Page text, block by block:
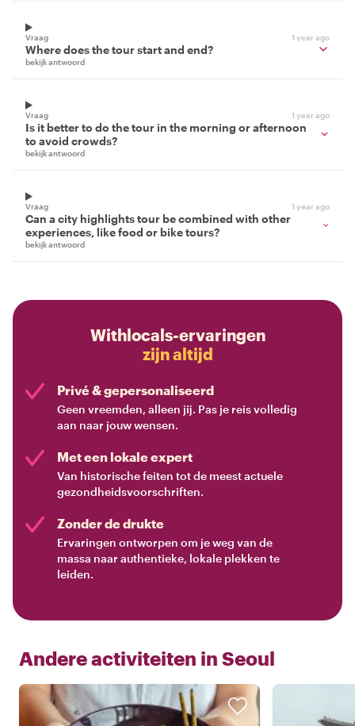
Vraag 1 year ago
Where does the tour start and end?
bekijk antwoord
Vraag 1 year ago
Is it better to do the tour in the morning or afternoon
to avoid crowds?
bekijk antwoord
Vraag 1 year ago
Can a city highlights tour be combined with other
experiences, like food or bike tours?
bekijk antwoord
Withlocals-ervaringen
zijn altijd
Privé & gepersonaliseerd
Geen vreemden, alleen jij. Pas je reis volledig
aan naar jouw wensen.
Met een lokale expert
Van historische feiten tot de meest actuele
gezondheidsvoorschriften.
Zonder de drukte
Ervaringen ontworpen om je weg van de
massa naar authentieke, lokale plekken te
leiden.
Andere activiteiten in Seoul